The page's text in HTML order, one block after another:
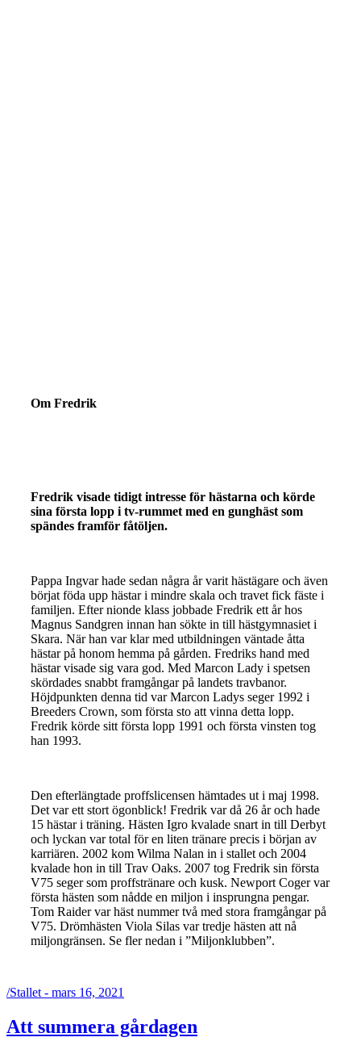
Om Fredrik
Fredrik visade tidigt intresse för hästarna och körde
sina första lopp i tv-rummet med en gunghäst som
spändes framför fåtöljen.
Pappa Ingvar hade sedan några år varit hästägare och även
börjat föda upp hästar i mindre skala och travet fick fäste i
familjen. Efter nionde klass jobbade Fredrik ett år hos
Magnus Sandgren innan han sökte in till hästgymnasiet i
Skara. När han var klar med utbildningen väntade åtta
hästar på honom hemma på gården. Fredriks hand med
hästar visade sig vara god. Med Marcon Lady i spetsen
skördades snabbt framgångar på landets travbanor.
Höjdpunkten denna tid var Marcon Ladys seger 1992 i
Breeders Crown, som första sto att vinna detta lopp.
Fredrik körde sitt första lopp 1991 och första vinsten tog
han 1993.
Den efterlängtade proffslicensen hämtades ut i maj 1998.
Det var ett stort ögonblick! Fredrik var då 26 år och hade
15 hästar i träning. Hästen Igro kvalade snart in till Derbyt
och lyckan var total för en liten tränare precis i början av
karriären. 2002 kom Wilma Nalan in i stallet och 2004
kvalade hon in till Trav Oaks. 2007 tog Fredrik sin första
V75 seger som proffstränare och kusk. Newport Coger var
första hästen som nådde en miljon i insprungna pengar.
Tom Raider var häst nummer två med stora framgångar på
V75. Drömhästen Viola Silas var tredje hästen att nå
miljongränsen. Se fler nedan i ”Miljonklubben”.
/Stallet - mars 16, 2021
Att summera gårdagen